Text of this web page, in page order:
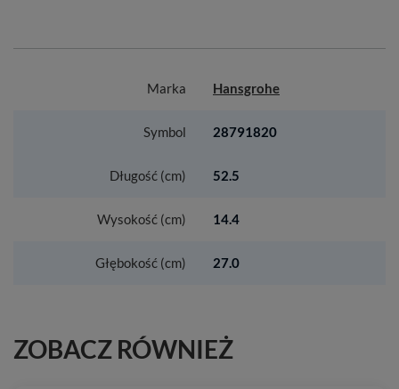
Marka Hansgrohe
Symbol 28791820
Długość (cm) 52.5
Wysokość (cm) 14.4
Głębokość (cm) 27.0
ZOBACZ RÓWNIEŻ